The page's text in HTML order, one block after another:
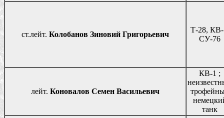
ст.лейт. Колобанов Зиновий Григорьевич
Т-28, КВ-
СУ-76
лейт. Коновалов Семен Васильевич
КВ-1 ;
танк